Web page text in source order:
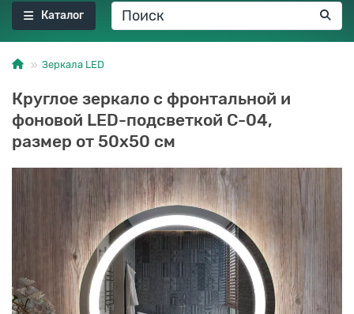
Каталог
Зеркала LED
Круглое зеркало с фронтальной и
фоновой LED-подсветкой C-04,
размер от 50x50 см